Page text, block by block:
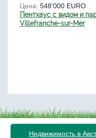
Цена: 548'000 EURO
Пентхаус с видом и
Villefranche-sur-Mer
Недвижимость в